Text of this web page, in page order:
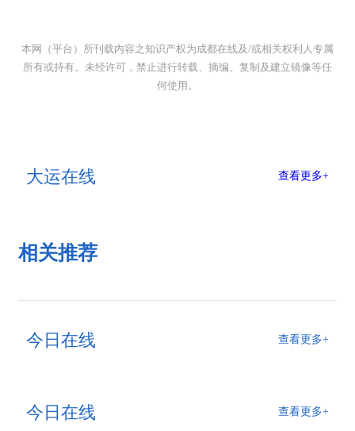
本网（平台）所刊载内容之知识产权为成都在线及/或相关权利人专属
所有或持有。未经许可，禁止进行转载、摘编、复制及建立镜像等任
何使用。
大运在线 查看更多+
相关推荐
今日在线 查看更多+
今日在线 查看更多+